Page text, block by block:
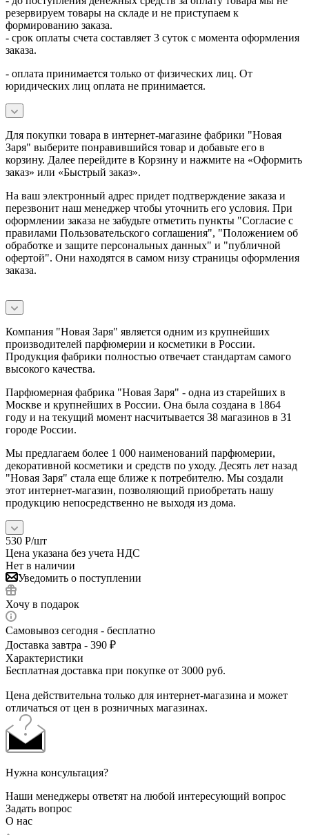
резервируем товары на складе и не приступаем к
формированию заказа.
- срок оплаты счета составляет 3 суток с момента оформления
заказа.
- оплата принимается только от физических лиц. От
юридических лиц оплата не принимается.
Для покупки товара в интернет-магазине фабрики "Новая
Заря" выберите понравившийся товар и добавьте его в
корзину. Далее перейдите в Корзину и нажмите на «Оформить
заказ» или «Быстрый заказ».
На ваш электронный адрес придет подтверждение заказа и
перезвонит наш менеджер чтобы уточнить его условия. При
оформлении заказа не забудьте отметить пункты "Согласие с
правилами Пользовательского соглашения", "Положением об
обработке и защите персональных данных" и "публичной
офертой". Они находятся в самом низу страницы оформления
заказа.
Компания "Новая Заря" является одним из крупнейших
производителей парфюмерии и косметики в России.
Продукция фабрики полностью отвечает стандартам самого
высокого качества.
Парфюмерная фабрика "Новая Заря" - одна из старейших в
Москве и крупнейших в России. Она была создана в 1864
году и на текущий момент насчитывается 38 магазинов в 31
городе России.
Мы предлагаем более 1 000 наименований парфюмерии,
декоративной косметики и средств по уходу. Десять лет назад
"Новая Заря" стала еще ближе к потребителю. Мы создали
этот интернет-магазин, позволяющий приобретать нашу
продукцию непосредственно не выходя из дома.
530 Р/шт
Цена указана без учета НДС
Нет в наличии
Уведомить о поступлении
Хочу в подарок
Самовывоз сегодня - бесплатно
Доставка завтра - 390 ₽
Характеристики
Бесплатная доставка при покупке от 3000 руб.
Цена действительна только для интернет-магазина и может
отличаться от цен в розничных магазинах.
Нужна консультация?
Наши менеджеры ответят на любой интересующий вопрос
Задать вопрос
О нас